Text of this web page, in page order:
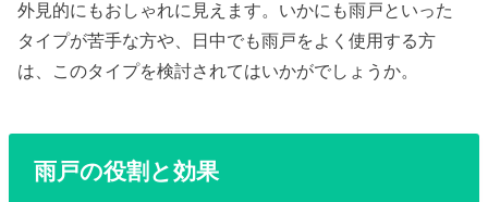
外見的にもおしゃれに見えます。いかにも雨戸といった
タイプが苦手な方や、日中でも雨戸をよく使用する方
は、このタイプを検討されてはいかがでしょうか。
雨戸の役割と効果